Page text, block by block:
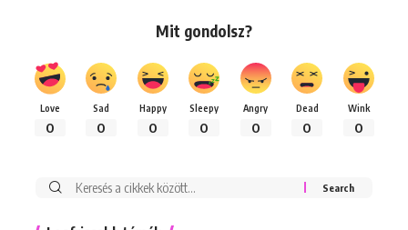
Mit gondolsz?
Love
0
Sad
0
Happy
0
Sleepy
0
Angry
0
Dead
0
Wink
0
Keresés: